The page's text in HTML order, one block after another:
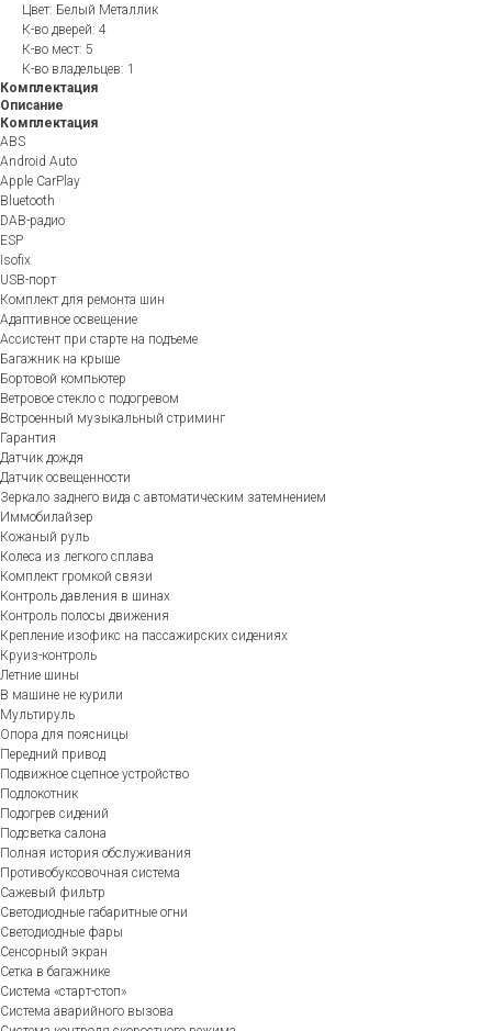
Цвет: Белый Металлик
К-во дверей: 4
К-во мест: 5
К-во владельцев: 1
Комплектация
Описание
Комплектация
ABS
Android Auto
Apple CarPlay
Bluetooth
DAB-радио
ESP
Isofix
USB-порт
Комплект для ремонта шин
Адаптивное освещение
Ассистент при старте на подъеме
Багажник на крыше
Бортовой компьютер
Ветровое стекло с подогревом
Встроенный музыкальный стриминг
Гарантия
Датчик дождя
Датчик освещенности
Зеркало заднего вида с автоматическим затемнением
Иммобилайзер
Кожаный руль
Колеса из легкого сплава
Комплект громкой связи
Контроль давления в шинах
Контроль полосы движения
Крепление изофикс на пассажирских сидениях
Круиз-контроль
Летние шины
В машине не курили
Мультируль
Опора для поясницы
Передний привод
Подвижное сцепное устройство
Подлокотник
Подогрев сидений
Подсветка салона
Полная история обслуживания
Противобуксовочная система
Сажевый фильтр
Светодиодные габаритные огни
Светодиодные фары
Сенсорный экран
Сетка в багажнике
Система «старт-стоп»
Система аварийного вызова